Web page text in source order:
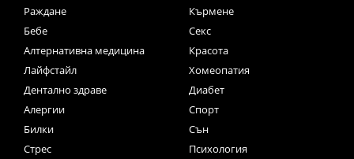
Раждане
Кърмене
Бебе
Секс
Алтернативна медицина
Красота
Лайфстайл
Хомеопатия
Дентално здраве
Диабет
Алергии
Спорт
Билки
Сън
Стрес
Психология